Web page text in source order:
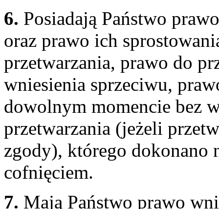
6. Posiadają Państwo
oraz prawo ich
przetwarzania, prawo do
wniesienia sprzeciwu,
dowolnym momencie bez
przetwarzania (jeżeli
zgody), którego dokonano
cofnięciem.
7. Mają Państwo prawo